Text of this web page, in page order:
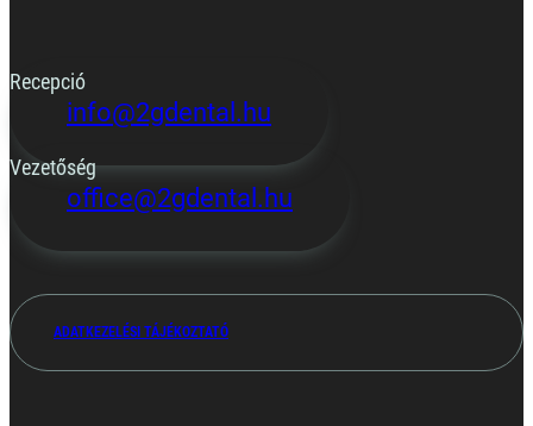
Recepció
info@2gdental.hu
Vezetőség
office@2gdental.hu
ADATKEZELÉSI TÁJÉKOZTATÓ